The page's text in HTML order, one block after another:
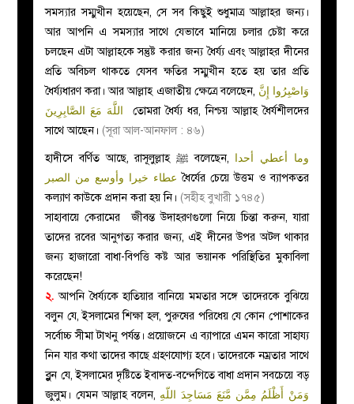
সমস্যার সম্মুখীন হয়েছেন, সে সব কিছুই শুধুমাত্র আল্লাহর জন্য।
আর আপনি এ সমস্যার সাথে যেভাবে মানিয়ে চলার চেষ্টা করে
চলছেন এটা আল্লাহকে সন্তুষ্ট করার জন্য ধৈর্য্য এবং আল্লাহর দীনের
প্রতি অবিচল থাকতে যেসব ক্ষতির সম্মুখীন হতে হয় তার প্রতি
ধৈর্য্যধারণ করা। আর আল্লাহ এজাতীয় ক্ষেত্রে বলেছেন, وَاصْبِرُوا إِنَّ
اللَّهَ مَعَ الصَّابِرِينَ তোমরা ধৈর্য্য ধর, নিশ্চয় আল্লাহ ধৈর্যশীলদের
সাথে আছেন। (সূরা আল-আনফাল : ৪৬)
হাদীসে বর্ণিত আছে, রাসূলুল্লাহ ﷺ বলেছেন, وما أعطي أحدا
عطاء خيرا وأوسع من الصبر ধৈর্যের চেয়ে উত্তম ও ব্যাপকতর
কল্যাণ কাউকে প্রদান করা হয় নি। (সহীহ বুখারী ১৭৪৫)
সাহাবায়ে কেরামের জীবন্ত উদাহরণগুলো নিয়ে চিন্তা করুন, যারা
তাদের রবের আনুগত্য করার জন্য, এই দীনের উপর অটল থাকার
জন্য হাজারো বাধা-বিপত্তি কষ্ট আর ভয়ানক পরিস্থিতির মুকাবিলা
করেছেন!
২. আপনি ধৈর্য্যকে হাতিয়ার বানিয়েমমতার সঙ্গে তাদেরকে বুঝিয়ে
বলুন যে, ইসলামের শিক্ষা হল, পুরুষের পরিধেয় যে কোন পোশাকের
সর্বোচ্চ সীমা টাখনু পর্যন্ত। প্রয়োজনে এ ব্যাপারে এমন কারো সাহায্য
নিন যার কথা তাদের কাছে গ্রহণযোগ্য হবে। তাদেরকে নম্রতার সাথে
ব্লুন যে, ইসলামের দৃষ্টিতে ইবাদত-বন্দেগিতে বাধা প্রদান সবচেয়ে বড়
জুলুম। যেমন আল্লাহ বলেন, وَمَنْ أَظْلَمُ مِمَّن مَّنَعَ مَسَاجِدَ اللّهِ